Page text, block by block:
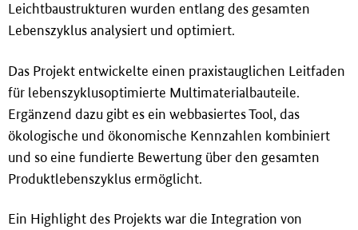
Leichtbaustrukturen wurden entlang des gesamten
Lebenszyklus analysiert und optimiert.
Das Projekt entwickelte einen praxistauglichen Leitfaden
für lebenszyklusoptimierte Multimaterialbauteile.
Ergänzend dazu gibt es ein webbasiertes Tool, das
ökologische und ökonomische Kennzahlen kombiniert
und so eine fundierte Bewertung über den gesamten
Produktlebenszyklus ermöglicht.
Ein Highlight des Projekts war die Integration von